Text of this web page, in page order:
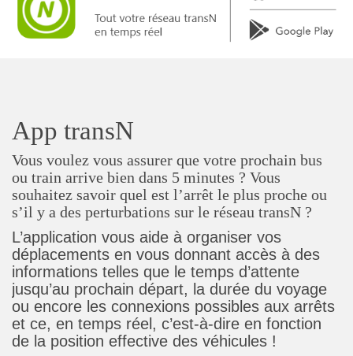
App transN
Vous voulez vous assurer que votre prochain bus
ou train arrive bien dans 5 minutes ? Vous
souhaitez savoir quel est l’arrêt le plus proche ou
s’il y a des perturbations sur le réseau transN ?
L’application vous aide à organiser vos
déplacements en vous donnant accès à des
informations telles que le temps d’attente
jusqu’au prochain départ, la durée du voyage
ou encore les connexions possibles aux arrêts
et ce, en temps réel, c’est-à-dire en fonction
de la position effective des véhicules !